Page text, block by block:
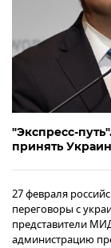
"Экспресс-
принять
27 февраля
переговоры с
представители
администрацию